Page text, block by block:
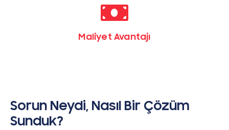
Maliyet Avantajı
Sorun Neydi, Nasıl Bir Çözüm
Sunduk?